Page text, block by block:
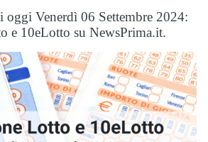
Venerdì 06 Settembre 2024:
e 10eLotto su NewsPrima.it.